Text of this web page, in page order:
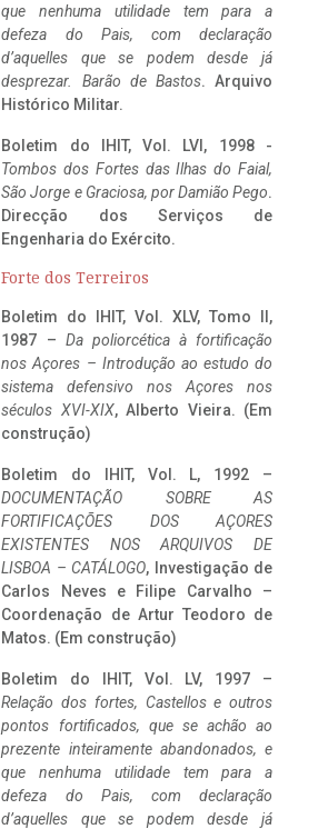
que nenhuma utilidade tem para a
defeza do Pais, com declaração
d’aquelles que se podem desde já
desprezar. Barão de Bastos. Arquivo
Histórico Militar.
Boletim do IHIT, Vol. LVI, 1998 -
Tombos dos Fortes das Ilhas do Faial,
São Jorge e Graciosa, por Damião Pego.
Direcção dos Serviços de
Engenharia do Exército.
Forte dos Terreiros
Boletim do IHIT, Vol. XLV, Tomo II,
1987 – Da poliorcética à fortificação
nos Açores – Introdução ao estudo do
sistema defensivo nos Açores nos
séculos XVI-XIX, Alberto Vieira. (Em
construção)
Boletim do IHIT, Vol. L, 1992 –
DOCUMENTAÇÃO SOBRE AS
FORTIFICAÇÕES DOS AÇORES
EXISTENTES NOS ARQUIVOS DE
LISBOA – CATÁLOGO, Investigação de
Carlos Neves e Filipe Carvalho –
Coordenação de Artur Teodoro de
Matos. (Em construção)
Boletim do IHIT, Vol. LV, 1997 –
Relação dos fortes, Castellos e outros
pontos fortificados, que se achão ao
prezente inteiramente abandonados, e
que nenhuma utilidade tem para a
defeza do Pais, com declaração
d’aquelles que se podem desde já